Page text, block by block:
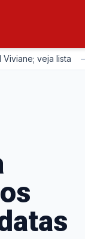
veja lista —